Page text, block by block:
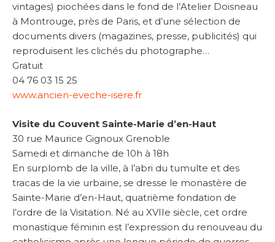
vintages) piochées dans le fond de l’Atelier Doisneau
à Montrouge, près de Paris, et d’une sélection de
documents divers (magazines, presse, publicités) qui
reproduisent les clichés du photographe…
Gratuit
04 76 03 15 25
www.ancien-eveche-isere.fr
Visite du Couvent Sainte-Marie d’en-Haut
30 rue Maurice Gignoux Grenoble
Samedi et dimanche de 10h à 18h
En surplomb de la ville, à l’abri du tumulte et des
tracas de la vie urbaine, se dresse le monastère de
Sainte-Marie d’en-Haut, quatrième fondation de
l’ordre de la Visitation. Né au XVIIe siècle, cet ordre
monastique féminin est l’expression du renouveau du